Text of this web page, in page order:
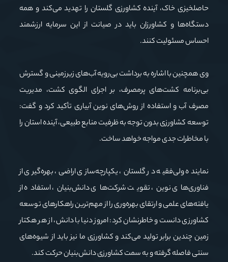
حاصلخیزی خاک، آینده کشاورزی گلستان را تهدید می‌کند و همه
دستگاه‌ها و کشاورزان باید در صیانت از این سرمایه ارزشمند
احساس مسئولیت کنند.
وی همچنین با اشاره به برداشت بی‌رویه آب‌های زیرزمینی و گسترش
بی‌برنامه کشت‌های پرمصرف، بر اجرای الگوی کشت، مدیریت
مصرف آب و استفاده از روش‌های نوین آبیاری تأکید کرد و گفت:
توسعه کشاورزی بدون توجه به ظرفیت منابع طبیعی، آینده استان را
با مخاطرات جدی مواجه خواهد ساخت.
نماینده ولی‌فقیه در گلستان، یکپارچه‌سازی اراضی، بهره‌گیری از
فناوری‌های نوین، تقویت شرکت‌های دانش‌بنیان، استفاده از
یافته‌های علمی و ارتقای بهره‌وری را از مهم‌ترین راهکارهای توسعه
کشاورزی دانست و خاطرنشان کرد: امروز دنیا با دانش، از هر هکتار
زمین چندین برابر تولید می‌کند و کشاورزی ما نیز باید از شیوه‌های
سنتی فاصله گرفته و به سمت کشاورزی دانش‌بنیان حرکت کند.